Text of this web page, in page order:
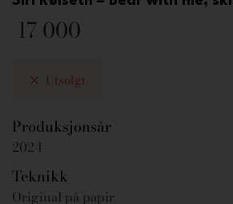
17 000
Utsolgt
Produksjonsår
2024
Teknikk
Original på papir